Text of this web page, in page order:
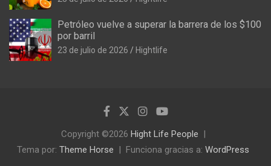
Petróleo vuelve a superar la barrera de los $100
por barril
23 de julio de 2026 Hightlife
Copyright ©2026 Hight Life People
Tema por: Theme Horse Funciona gracias a: WordPress